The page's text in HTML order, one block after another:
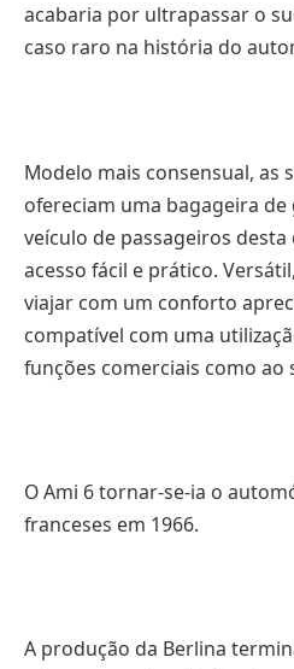
acabaria por ultrapassar o
caso raro na história do
Modelo mais consensual, as
ofereciam uma bagageira
veículo de passageiros
acesso fácil e prático.
viajar com um conforto
compatível com uma
funções comerciais como ao
O Ami 6 tornar-se-ia o
franceses em 1966.
A produção da Berlina